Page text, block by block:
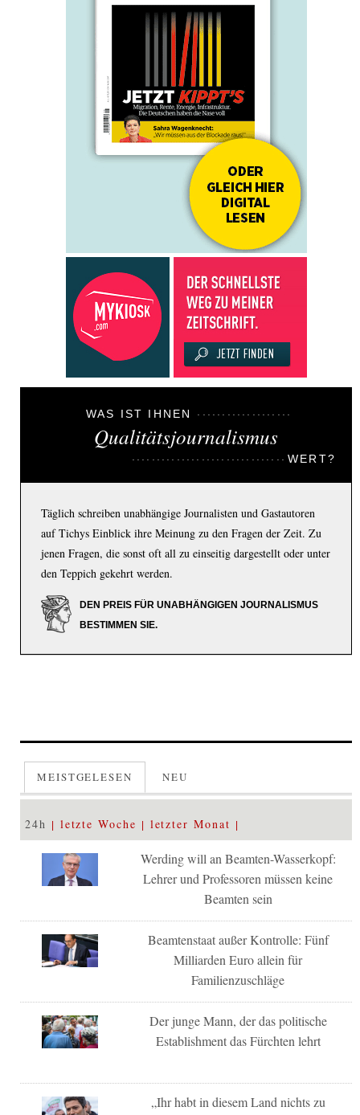
WAS IST IHNEN
Qualitätsjournalismus
WERT?
Täglich schreiben unabhängige Journalisten und Gastautoren
auf Tichys Einblick ihre Meinung zu den Fragen der Zeit. Zu
jenen Fragen, die sonst oft all zu einseitig dargestellt oder unter
den Teppich gekehrt werden.
DEN PREIS FÜR UNABHÄNGIGEN JOURNALISMUS
BESTIMMEN SIE.
MEISTGELESEN NEU
24h letzte Woche letzter Monat
Werding will an Beamten-Wasserkopf:
Lehrer und Professoren müssen keine
Beamten sein
Beamtenstaat außer Kontrolle: Fünf
Milliarden Euro allein für
Familienzuschläge
Der junge Mann, der das politische
Establishment das Fürchten lehrt
„Ihr habt in diesem Land nichts zu